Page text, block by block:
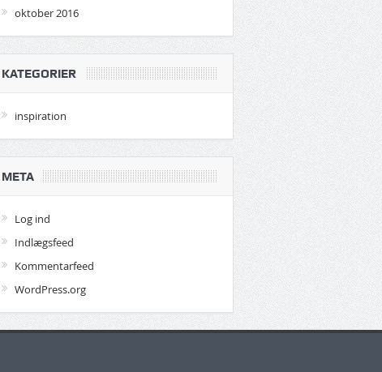
oktober 2016
KATEGORIER
inspiration
META
Log ind
Indlægsfeed
Kommentarfeed
WordPress.org